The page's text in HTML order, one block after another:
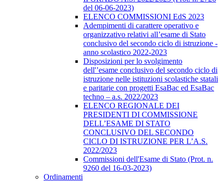
del 06-06-2023)
ELENCO COMMISSIONI EdS 2023
Adempimenti di carattere operativo e
organizzativo relativi all’esame di Stato
conclusivo del secondo ciclo di istruzione -
anno scolastico 2022-2023
Disposizioni per lo svolgimento
dell'’esame conclusivo del secondo ciclo di
istruzione nelle istituzioni scolastiche statali
e paritarie con progetti EsaBac ed EsaBac
techno – a.s. 2022/2023
ELENCO REGIONALE DEI
PRESIDENTI DI COMMISSIONE
DELL’ESAME DI STATO
CONCLUSIVO DEL SECONDO
CICLO DI ISTRUZIONE PER L’A.S.
2022/2023
Commissioni dell'Esame di Stato (Prot. n.
9260 del 16-03-2023)
Ordinamenti